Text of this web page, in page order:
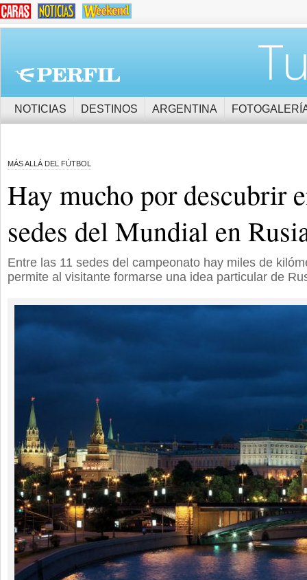
NOTICIAS DESTINOS ARGENTINA
MÁS ALLÁ DEL FÚTBOL
Hay mucho por descubrir
sedes del Mundial en
Entre las 11 sedes del campeonato hay miles de
permite al visitante formarse una idea particular de